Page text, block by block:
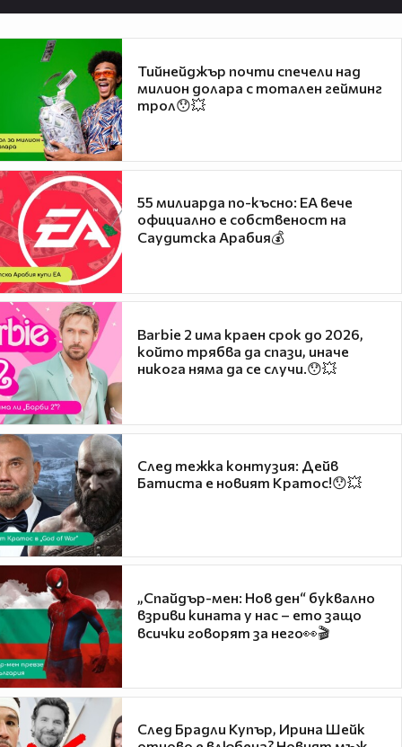
Тийнейджър почти спечели над
милион долара с тотален гейминг
трол😯💥
55 милиарда по-късно: EA вече
официално е собственост на
Саудитска Арабия💰
Barbie 2 има краен срок до 2026,
който трябва да спази, иначе
никога няма да се случи.😯💥
След тежка контузия: Дейв
Батиста е новият Кратос!😯💥
„Спайдър-мен: Нов ден“ буквално
взриви кината у нас – ето защо
всички говорят за него👀🎬
След Брадли Купър, Ирина Шейк